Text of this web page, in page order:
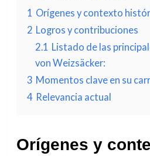
1 Orígenes y contexto
2 Logros y contribuciones
2.1 Listado de las
von Weizsäcker:
3 Momentos clave en su
4 Relevancia actual
Orígenes y